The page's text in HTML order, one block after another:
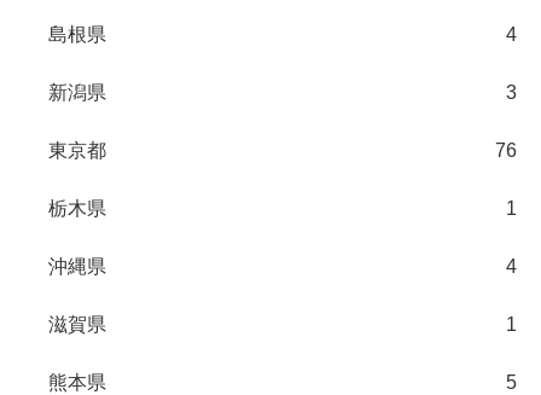
島根県 4
新潟県 3
東京都 76
栃木県 1
沖縄県 4
滋賀県 1
熊本県 5